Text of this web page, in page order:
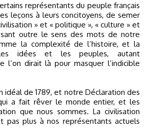
représentants du peuple français
leçons à leurs concitoyens, de semer
» et « politique », « culture » et
outre le sens des mots de notre
la complexité de l’histoire, et la
idées et les peuples, autant
l’on dirait là pour masquer l’indicible
idéal de 1789, et notre Déclaration des
a fait rêver le monde entier, et les
que nous sommes. La civilisation
pas plus à nos représentants actuels